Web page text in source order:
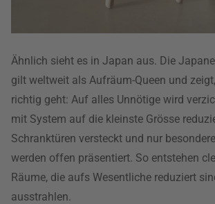
Ähnlich sieht es in Japan aus. Die
gilt weltweit als Aufräum-Queen und
richtig geht: Auf alles Unnötige wird
mit System auf die kleinste Grösse
Schranktüren versteckt und nur
werden offen präsentiert. So entstehen
Räume, die aufs Wesentliche reduziert
ausstrahlen.